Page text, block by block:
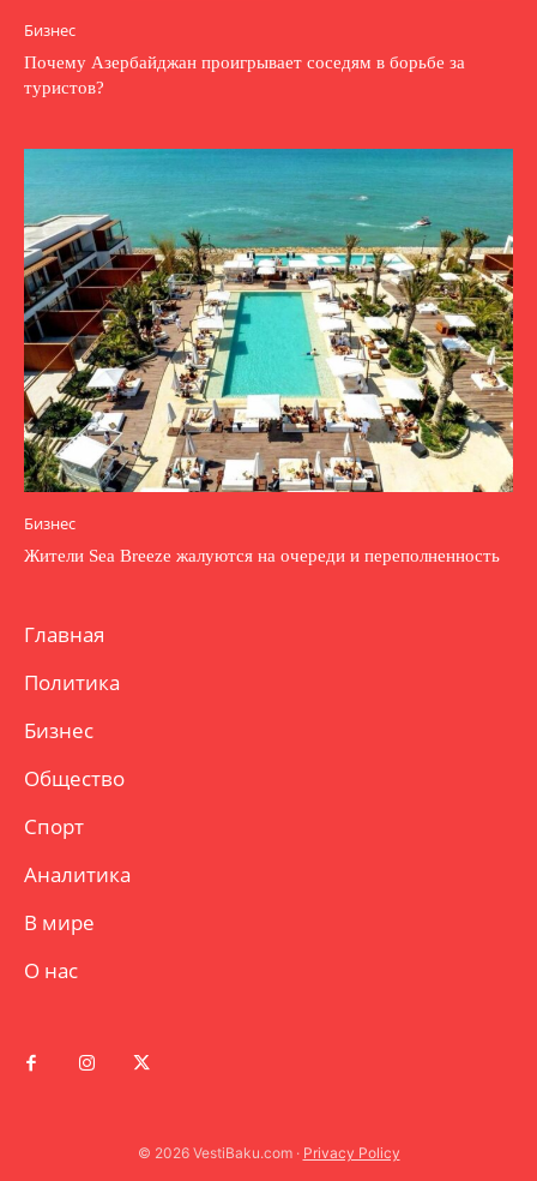
Бизнес
Почему Азербайджан проигрывает соседям в борьбе за
туристов?
Бизнес
Жители Sea Breeze жалуются на очереди и переполненность
Главная
Политика
Бизнес
Общество
Спорт
Аналитика
В мире
О нас
© 2026 VestiBaku.com · Privacy Policy